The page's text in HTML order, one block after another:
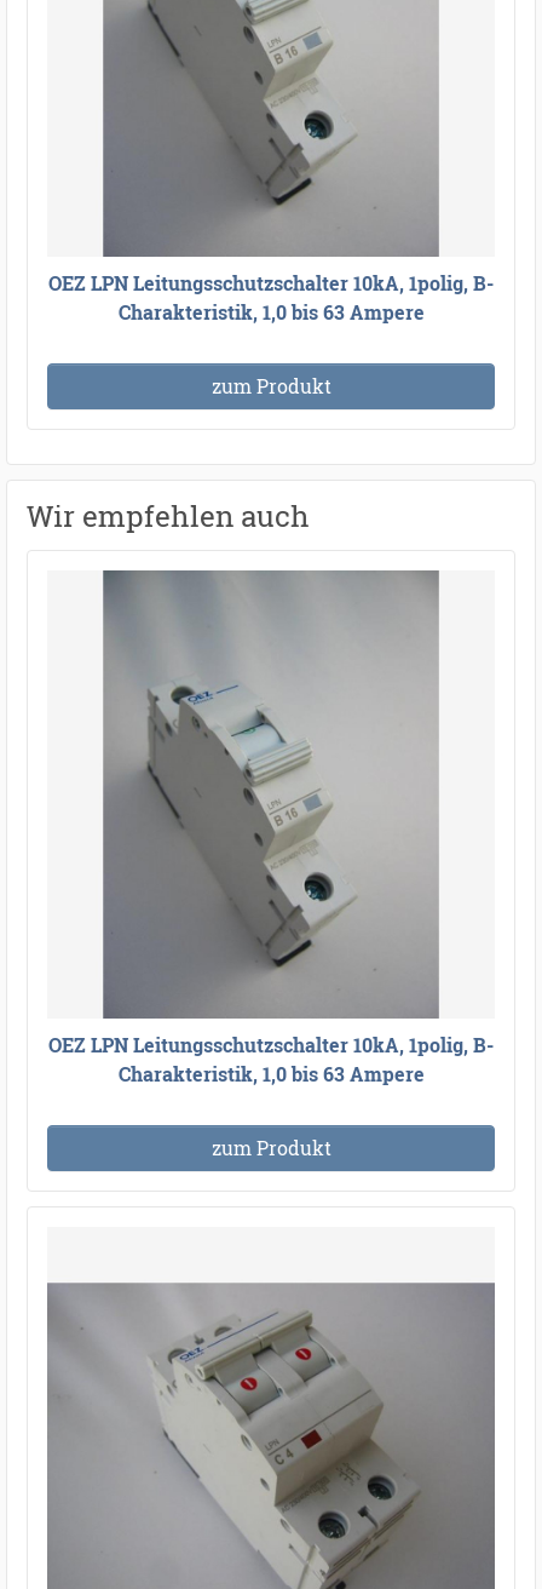
OEZ LPN Leitungsschutzschalter 10kA, 1polig, B-
Charakteristik, 1,0 bis 63 Ampere
zum Produkt
Wir empfehlen auch
OEZ LPN Leitungsschutzschalter 10kA, 1polig, B-
Charakteristik, 1,0 bis 63 Ampere
zum Produkt